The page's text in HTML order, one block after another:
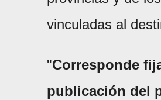
vinculadas al
"Corresponde
publicación del